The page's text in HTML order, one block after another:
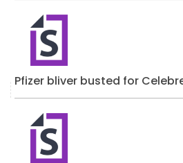
Pfizer bliver busted for